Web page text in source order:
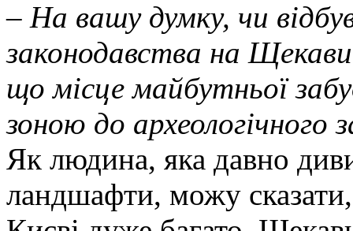
– На вашу думку, чи
законодавства на
що місце майбутньої
зоною до археологічного
Як людина, яка давно
ландшафти, можу